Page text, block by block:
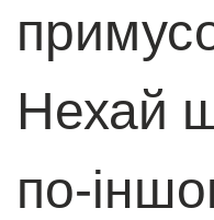
Нехай
по-